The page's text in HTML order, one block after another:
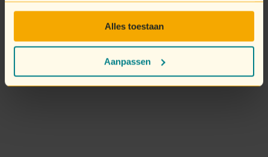
Alles toestaan
Aanpassen